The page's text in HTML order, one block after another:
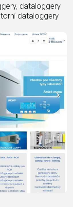
dataloggery
dataloggery